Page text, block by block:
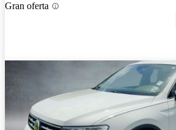
Gran oferta